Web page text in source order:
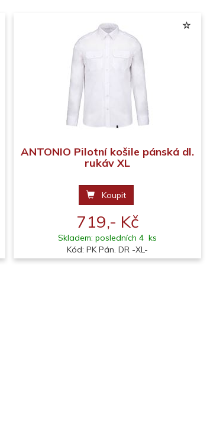
ANTONIO Pilotní košile pánská dl.
rukáv XL
Koupit
719,- Kč
Skladem: posledních 4 ks
Kód: PK Pán. DR -XL-